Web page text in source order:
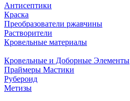
Антисептики
Краска
Преобразователи ржавчины
Растворители
Кровельные материалы
Кровельные и Доборные Элементы
Праймеры Мастики
Рубероид
Метизы